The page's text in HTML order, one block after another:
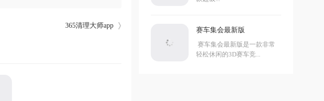
365清理大师app
赛车集会最新版
赛车集会最新版是一款非常
轻松休闲的3D赛车竞...